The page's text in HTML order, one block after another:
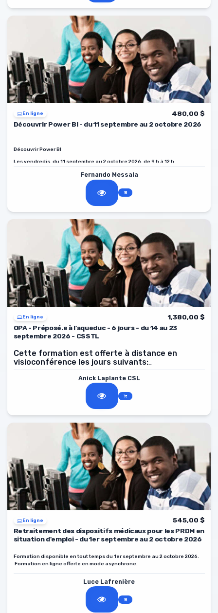
En ligne
480,00 $
Découvrir Power BI - du 11 septembre au 2 octobre 2026
Découvrir Power BI
Les vendredis, du 11 septembre au 2 octobre 2026, de 9 h à 12 h.
Fernando Messala
En ligne
1,380,00 $
OPA - Préposé.e à l'aqueduc - 6 jours - du 14 au 23
septembre 2026 - CSSTL
Cette formation est offerte à distance en
visioconférence les jours suivants:
14, 15, 16, 21, 22, 23 septembre2026, de 8 h à 16 h.
Anick Laplante CSL
En ligne
545,00 $
Retraitement des dispositifs médicaux pour les PRDM en
situation d'emploi - du 1er septembre au 2 octobre 2026
Formation disponible en tout temps du 1er septembre au 2 octobre 2026.
Formation en ligne offerte en mode asynchrone.
Luce Lafrenière